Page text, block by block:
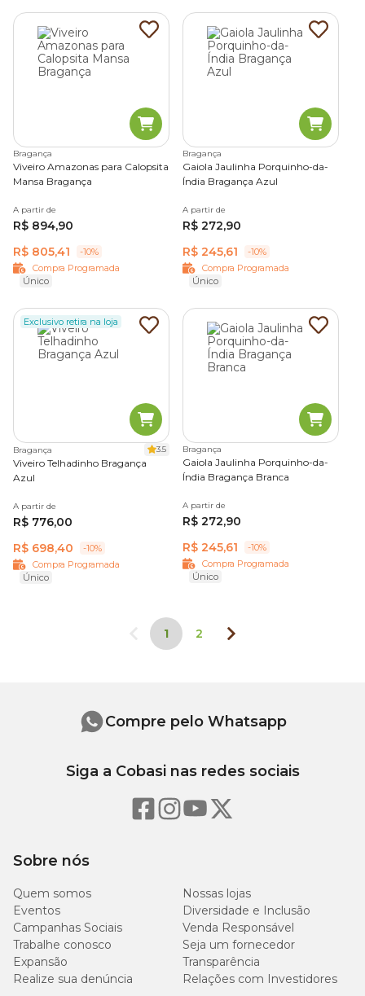
Bragança
Viveiro Amazonas para Calopsita
Mansa Bragança
A partir de
R$ 894,90
R$ 805,41
-10%
Compra Programada
Único
Bragança
Gaiola Jaulinha Porquinho-da-
Índia Bragança Azul
A partir de
R$ 272,90
R$ 245,61
-10%
Compra Programada
Único
Exclusivo retira na loja
Bragança 3.5
Viveiro Telhadinho Bragança
Azul
A partir de
R$ 776,00
R$ 698,40
-10%
Compra Programada
Único
Bragança
Gaiola Jaulinha Porquinho-da-
Índia Bragança Branca
A partir de
R$ 272,90
R$ 245,61
-10%
Compra Programada
Único
1 2
Sobre nós
Quem somos
Nossas lojas
Eventos
Diversidade e Inclusão
Campanhas Sociais
Venda Responsável
Trabalhe conosco
Seja um fornecedor
Expansão
Transparência
Realize sua denúncia
Relações com Investidores
Compre pelo Whatsapp
Siga a Cobasi nas redes sociais